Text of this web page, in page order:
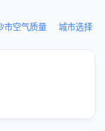
市空气质量 城市选择